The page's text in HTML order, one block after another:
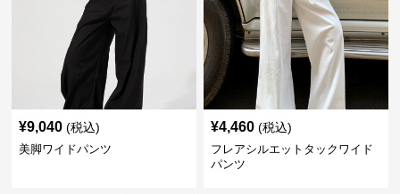
¥9,040 (税込)
美脚ワイドパンツ
¥4,460 (税込)
フレアシルエットタックワイド
パンツ